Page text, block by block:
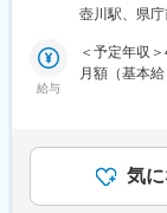
・自治体・
様と関係構
・営業とし
入社後は
案件に関わ
段階的に知
■具体的な仕
（1）事前準
・ターゲッ
・提案書作成
（2）アプロ
・訪問や
壺川駅、県
給与
＜予定年収
月額（基本
リージョナ
870万賃金
る可能性が
気